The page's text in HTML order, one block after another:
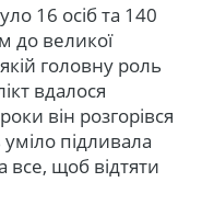
16 осіб та 140
до великої
головну роль
вдалося
він розгорівся
підливала
щоб відтяти